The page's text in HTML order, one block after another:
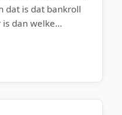
dat is dat bankroll
dan welke
je je geld
is een